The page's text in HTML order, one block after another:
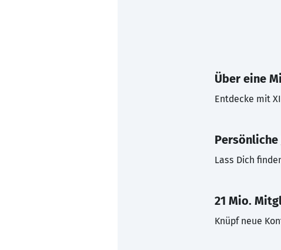
Über eine
Entdecke mit
Lass Dich
21 Mio.
Knüpf neue